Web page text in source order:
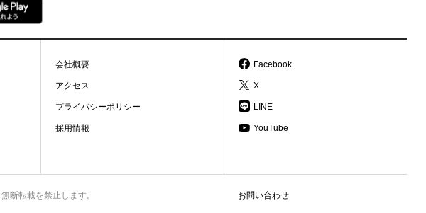
会社概要
アクセス
プライバシーポリシー
採用情報
Facebook
X
LINE
YouTube
お問い合わせ
断転載を禁止します。